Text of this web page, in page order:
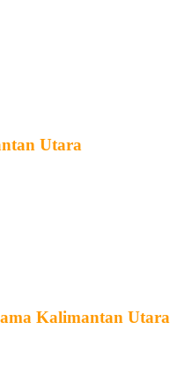
Utara
Kalimantan Utara